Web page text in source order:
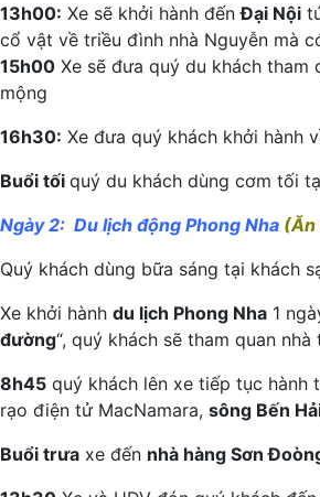
13h00: Xe sẽ khởi hành đếnĐại Nội
cổ vật về triều đình nhà Nguyễn mà
15h00 Xe sẽ đưa quý du khách tham
mộng
16h30: Xe đưa quý khách khởi hành
Buổi tối quý du khách dùng cơm tối
Ngày 2: Du lịch động Phong Nha (Ăn
Quý khách dùng bữa sáng tại khách
Xe khởi hành du lịch Phong Nha 1
đường“, quý khách sẽ tham quan
8h45 quý khách lên xe tiếp tục hành
rạo điện tử MacNamara, sông Bến
Buổi trưa xe đến nhà hàng Sơn